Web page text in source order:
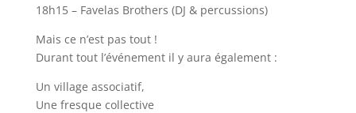
18h15 – Favelas Brothers (DJ & percussions)
Mais ce n’est pas tout !
Durant tout l’événement il y aura également :
Un village associatif,
Une fresque collective